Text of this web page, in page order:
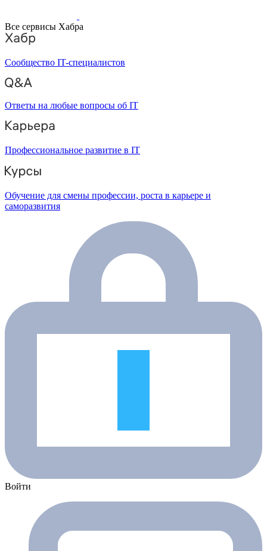
Все сервисы Хабра
Сообщество IT-специалистов
Ответы на любые вопросы об IT
Профессиональное развитие в IT
Обучение для смены профессии, роста в карьере и
саморазвития
Войти